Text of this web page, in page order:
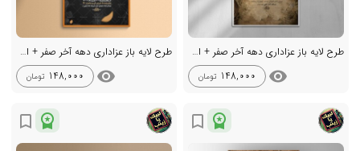
طرح لایه باز عزاداری دهه آخر صفر + استوری
visibility
148,000 تومان
طرح لایه باز عزاداری دهه آخر صفر + استوری
visibility
148,000 تومان
workspace_premium
bookmark_border
workspace_premium
bookmark_border